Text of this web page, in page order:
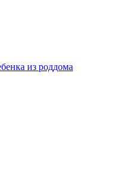
из роддома